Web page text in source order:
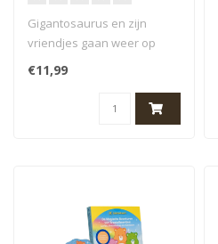
Gigantosaurus en zijn
vriendjes gaan weer op
avontuur. In dit deel heb je
weer n..
€11,99